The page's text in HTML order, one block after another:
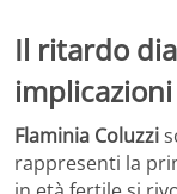
Il ritardo
implicazioni
Flaminia Coluzzi
rappresenti la